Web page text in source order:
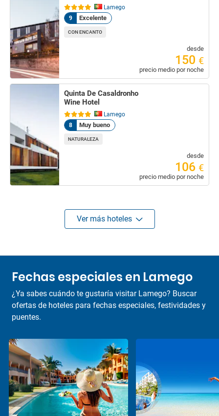
Lamego
9
Excelente
CON ENCANTO
desde
150 €
precio medio por noche
Quinta De Casaldronho
Wine Hotel
Lamego
8
Muy bueno
NATURALEZA
desde
106 €
precio medio por noche
Ver más hoteles
Fechas especiales en Lamego
¿Ya sabes cuándo te gustaría visitar Lamego? Buscar
ofertas de hoteles para fechas especiales, festividades y
puentes.